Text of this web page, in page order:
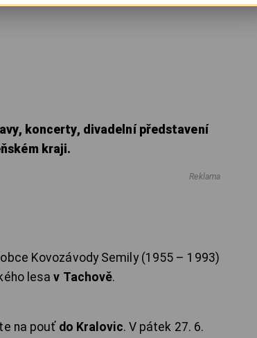
koncerty, divadelní představení
kraji.
Reklama
Kovozávody Semily (1955 – 1993)
lesav Tachově.
na pouť do Kralovic. V pátek 27. 6.